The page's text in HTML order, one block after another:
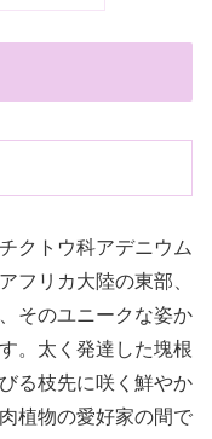
クトウ科アデニウム
フリカ大陸の東部、
そのユニークな姿か
。太く発達した塊根
る枝先に咲く鮮やか
植物の愛好家の間で